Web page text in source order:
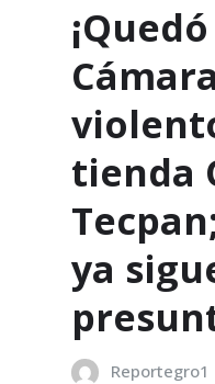
tienda
ya
Reportegro1